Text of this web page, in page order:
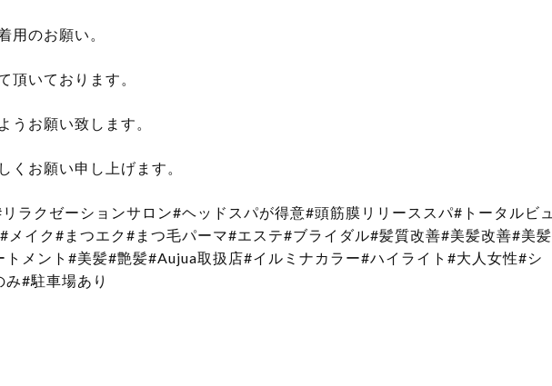
用のお願い。
頂いております。
うお願い致します。
くお願い申し上げます。
ラクゼーションサロン#ヘッドスパが得意#頭筋膜リリーススパ#トータルビュ
メイク#まつエク#まつ毛パーマ#エステ#ブライダル#髪質改善#美髪改善#美髪
トメント#美髪#艶髪#Aujua取扱店#イルミナカラー#ハイライト#大人女性#シ
#駐車場あり